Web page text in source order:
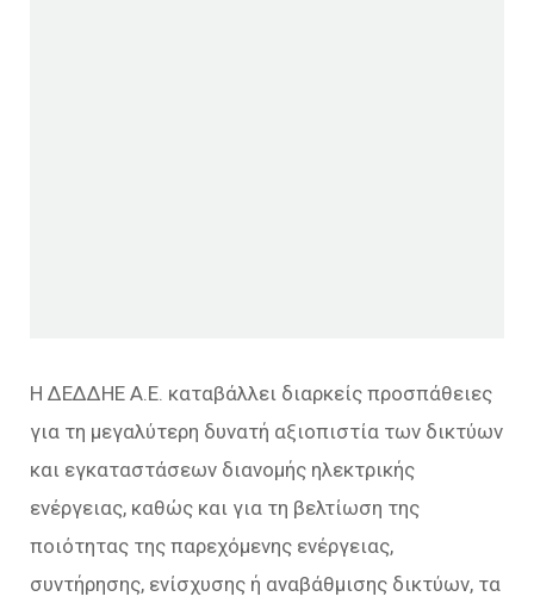
H ΔΕΔΔΗΕ Α.Ε. καταβάλλει διαρκείς προσπάθειες
για τη μεγαλύτερη δυνατή αξιοπιστία των δικτύων
και εγκαταστάσεων διανομής ηλεκτρικής
ενέργειας, καθώς και για τη βελτίωση της
ποιότητας της παρεχόμενης ενέργειας,
συντήρησης, ενίσχυσης ή αναβάθμισης δικτύων, τα